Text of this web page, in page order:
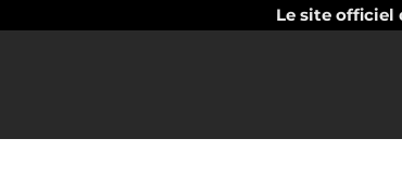
Le site officiel